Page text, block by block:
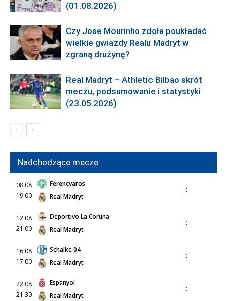
(01.08.2026)
Czy Jose Mourinho zdoła poukładać
wielkie gwiazdy Realu Madryt w
zgraną drużynę?
Real Madryt – Athletic Bilbao skrót
meczu, podsumowanie i statystyki
(23.05.2026)
Nadchodzące mecze
08.08
19:00
Ferencvaros
Real Madryt
:
12.08
21:00
Deportivo La Coruna
Real Madryt
:
16.08
17:00
Schalke 04
Real Madryt
:
22.08
21:30
Espanyol
Real Madryt
: